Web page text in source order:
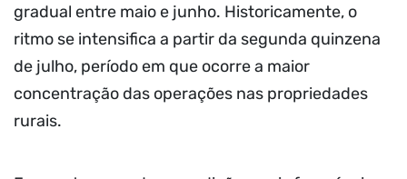
gradual entre maio e junho. Historicamente, o
ritmo se intensifica a partir da segunda quinzena
de julho, período em que ocorre a maior
concentração das operações nas propriedades
rurais.